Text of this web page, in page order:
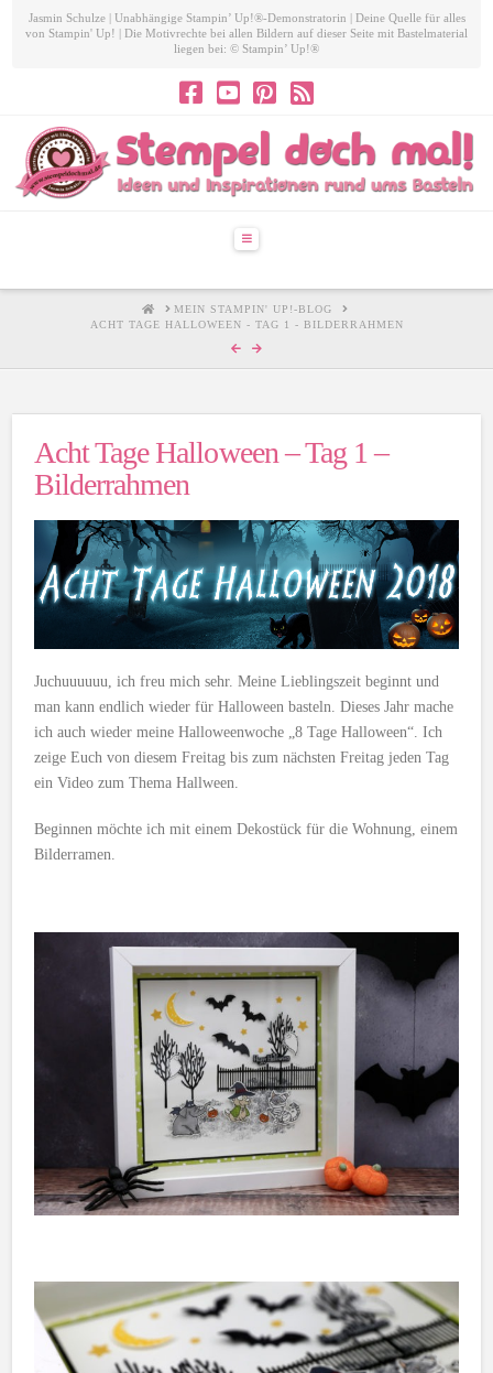
Jasmin Schulze | Unabhängige Stampin’ Up!®-Demonstratorin | Deine Quelle für alles
von Stampin' Up! | Die Motivrechte bei allen Bildern auf dieser Seite mit Bastelmaterial
liegen bei: © Stampin’ Up!®
Navigation
HOMEMEIN STAMPIN' UP!-BLOG
ACHT TAGE HALLOWEEN - TAG 1 - BILDERRAHMEN
Acht Tage Halloween – Tag 1 –
Bilderrahmen
Juchuuuuuu, ich freu mich sehr. Meine Lieblingszeit beginnt und
man kann endlich wieder für Halloween basteln. Dieses Jahr mache
ich auch wieder meine Halloweenwoche „8 Tage Halloween“. Ich
zeige Euch von diesem Freitag bis zum nächsten Freitag jeden Tag
ein Video zum Thema Hallween.
Beginnen möchte ich mit einem Dekostück für die Wohnung, einem
Bilderramen.